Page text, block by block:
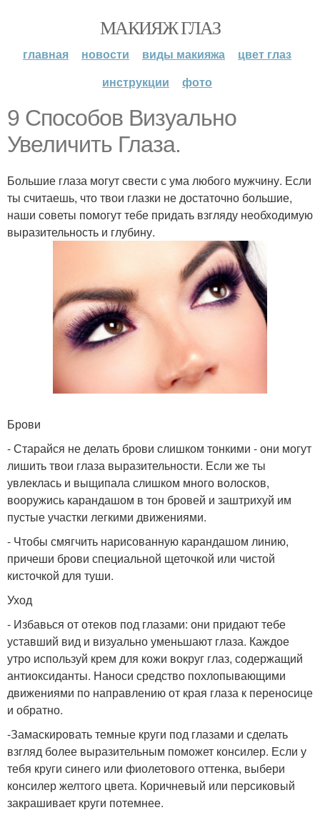
МАКИЯЖ ГЛАЗ
главная новости виды макияжа
цвет глаз
инструкции
фото
9 Способов Визуально
Увеличить Глаза.
Большие глаза могут свести с ума любого мужчину. Если
ты считаешь, что твои глазки не достаточно большие,
наши советы помогут тебе придать взгляду необходимую
выразительность и глубину.
Брови
- Старайся не делать брови слишком тонкими - они могут
лишить твои глаза выразительности. Если же ты
увлеклась и выщипала слишком много волосков,
вооружись карандашом в тон бровей и заштрихуй им
пустые участки легкими движениями.
- Чтобы смягчить нарисованную карандашом линию,
причеши брови специальной щеточкой или чистой
кисточкой для туши.
Уход
- Избавься от отеков под глазами: они придают тебе
уставший вид и визуально уменьшают глаза. Каждое
утро используй крем для кожи вокруг глаз, содержащий
антиоксиданты. Наноси средство похлопывающими
движениями по направлению от края глаза к переносице
и обратно.
-Замаскировать темные круги под глазами и сделать
взгляд более выразительным поможет консилер. Если у
тебя круги синего или фиолетового оттенка, выбери
консилер желтого цвета. Коричневый или персиковый
закрашивает круги потемнее.